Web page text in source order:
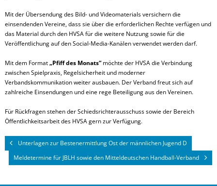
Mit der Übersendung des Bild- und Videomaterials versichern die
einsendenden Vereine, dass sie über die erforderlichen Rechte verfügen und
das Material durch den HVSA für die weitere Nutzung sowie für die
Veröffentlichung auf den Social-Media-Kanälen verwendet werden darf.
Mit dem Format„Pfiff des Monats“ möchte der HVSA die Verbindung
zwischen Spielpraxis, Regelsicherheit und moderner
Verbandskommunikation weiter ausbauen. Der Verband freut sich auf
zahlreiche Einsendungen und eine rege Beteiligung aus den Vereinen.
Für Rückfragen stehen der Schiedsrichterausschuss sowie der Bereich
Öffentlichkeitsarbeit des HVSA gern zur Verfügung.
Unterlagen zur Bestenermittlung Ost der männlichen Jugend D
Meldetermine für JBLH sowie den Mitteldeutschen Handball-Verband